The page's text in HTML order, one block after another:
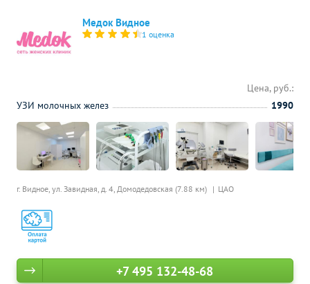
Медок Видное
1 оценка
г. Видное, ул. Завидная, д. 4, Домодедовская (7.88 км) ЦАО
Цена, руб.:
УЗИ молочных желез
1990
+7 495 132-48-68